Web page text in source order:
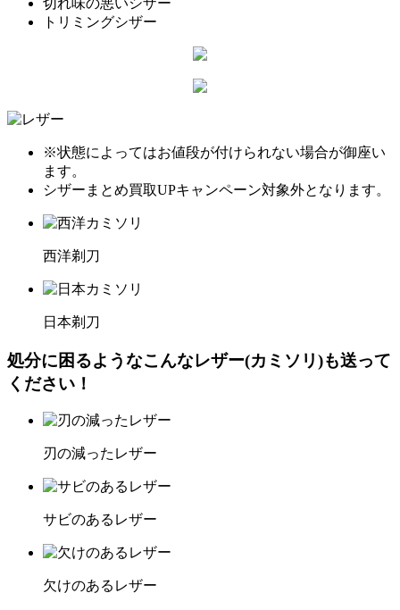
トリミングシザー
※状態によってはお値段が付けられない場合が御座い
ます。
シザーまとめ買取UPキャンペーン対象外となります。
西洋剃刀
日本剃刀
処分に困るようなこんなレザー(カミソリ)も送って
ください！
刃の減ったレザー
サビのあるレザー
欠けのあるレザー